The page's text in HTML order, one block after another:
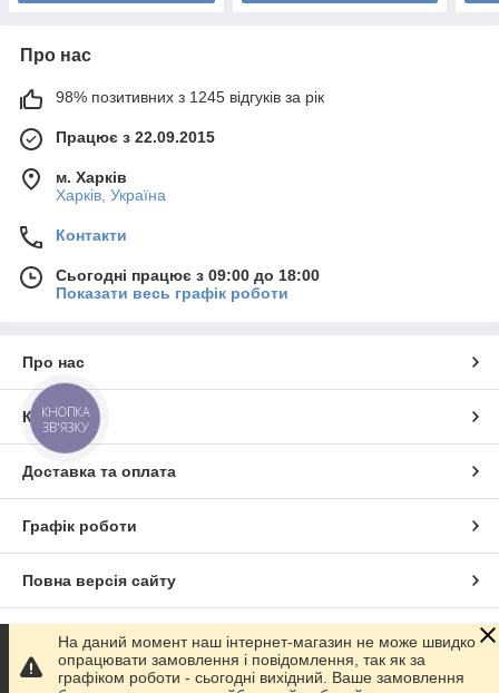
Про нас
98% позитивних з 1245 відгуків за рік
Працює з 22.09.2015
м. Харків
Харків, Україна
Контакти
Сьогодні працює з 09:00 до 18:00
Показати весь графік роботи
Про нас
Контакти
Доставка та оплата
Графік роботи
Повна версія сайту
Сайт створено на маркетплейсі
На даний момент наш інтернет-магазин не може швидко
опрацювати замовлення і повідомлення, так як за
графіком роботи - сьогодні вихідний. Ваше замовлення
КНОПКА
ЗВ'ЯЗКУ